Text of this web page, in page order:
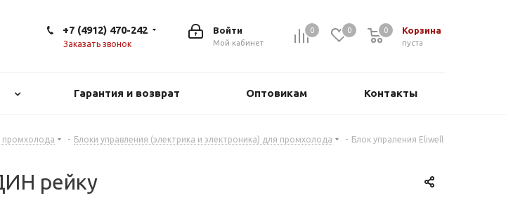
0 0 Корзина
0
пуста
0
Войти
Мой кабинет
+7 (4912) 470-242
Заказать звонок
Гарантия и возврат Оптовикам Контакты
промхолода - Блоки управления (электрика и электроника) для промхолода - Блок упраления Eliwell
рейку